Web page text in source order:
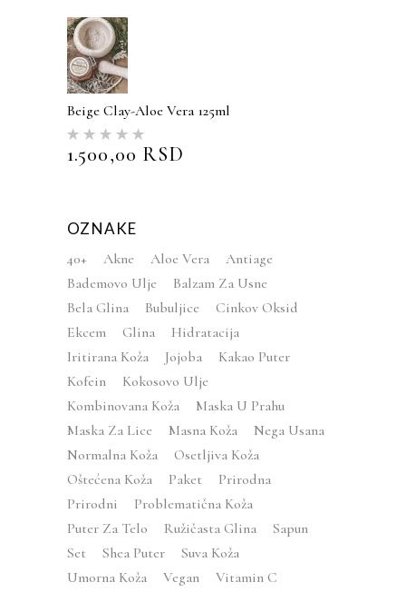
Beige Clay-Aloe Vera 125ml
od 5
1.500,00 RSD
OZNAKE
40+ Akne Aloe Vera
Antiage
Bademovo Ulje
Balzam Za Usne
Bela Glina
Bubuljice
Cinkov Oksid
Ekcem
Glina
Hidratacija
Iritirana Koža
Jojoba
Kakao Puter
Kofein
Kokosovo Ulje
Kombinovana Koža
Maska U Prahu
Maska Za Lice
Masna Koža
Nega Usana
Normalna Koža
Osetljiva Koža
Oštećena Koža
Paket
Prirodna
Prirodni
Problematična Koža
Puter Za Telo
Ružičasta Glina
Sapun
Set
Shea Puter
Suva Koža
Umorna Koža
Vegan
Vitamin C